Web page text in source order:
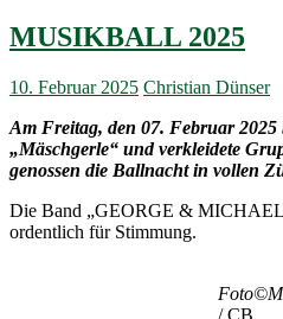
MUSIKBALL 2025
10. Februar 2025 Christian Dünser
Am Freitag, den 07. Februar 2025
„Mäschgerle“ und verkleidete
genossen die Ballnacht in vollen
Die Band „GEORGE &
ordentlich für Stimmung.